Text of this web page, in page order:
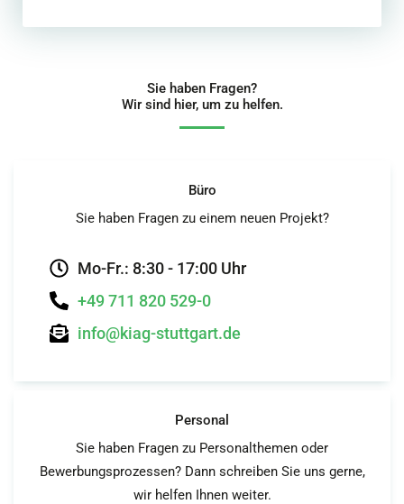
Sie haben Fragen?
Wir sind hier, um zu helfen.
Büro
Sie haben Fragen zu einem neuen Projekt?
Mo-Fr.: 8:30 - 17:00 Uhr
+49 711 820 529-0
info@kiag-stuttgart.de
Personal
Sie haben Fragen zu Personalthemen oder
Bewerbungsprozessen? Dann schreiben Sie uns gerne,
wir helfen Ihnen weiter.